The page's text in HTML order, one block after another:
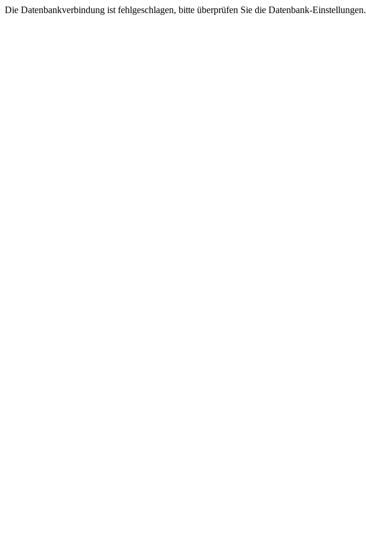
Die Datenbankverbindung ist fehlgeschlagen, bitte überprüfen Sie die Datenbank-Einstellungen.